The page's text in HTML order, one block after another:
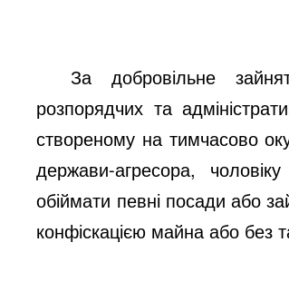
За добровільне
розпорядчих та
створеному на тимчасово
держави-агресора,
обіймати певні посади або
конфіскацією майна або без